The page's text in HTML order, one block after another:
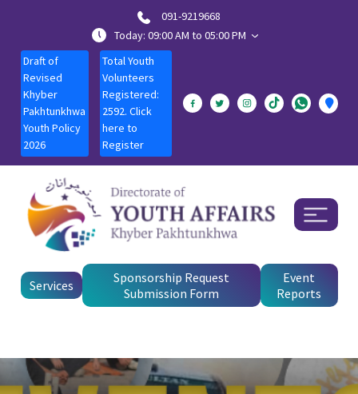
091-9219668
Today: 09:00 AM to 05:00 PM
Draft of
Revised
Khyber
Pakhtunkhwa
Youth Policy
2026
Total Youth
Volunteers
Registered:
2592. Click
here to
Register
Services
Sponsorship Request
Submission Form
Event
Reports